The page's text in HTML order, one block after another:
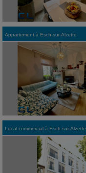
Appartement à Esch-sur-Alzette
Local commercial à Esch-sur-Alzette